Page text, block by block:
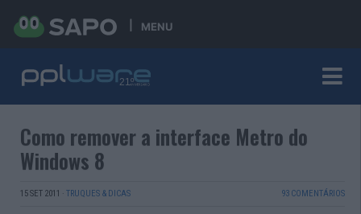
MENU
Como remover a interface Metro do
Windows 8
15 SET 2011 · TRUQUES & DICAS 93 COMENTÁRIOS